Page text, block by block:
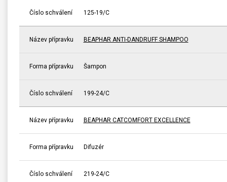
Číslo schválení 125-19/C
Název přípravku BEAPHAR ANTI-DANDRUFF SHAMPOO
Forma přípravku Šampon
Číslo schválení 199-24/C
Název přípravku BEAPHAR CATCOMFORT EXCELLENCE
Forma přípravku Difuzér
Číslo schválení 219-24/C